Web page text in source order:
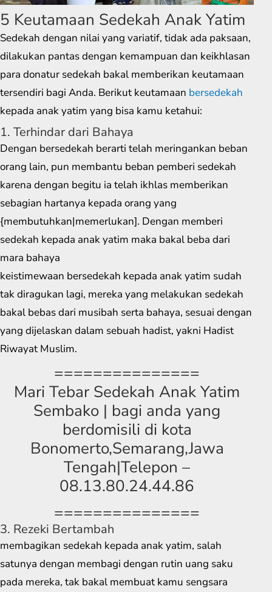
5 Keutamaan Sedekah Anak Yatim
Sedekah dengan nilai yang variatif, tidak ada paksaan,
dilakukan pantas dengan kemampuan dan keikhlasan
para donatur sedekah bakal memberikan keutamaan
tersendiri bagi Anda. Berikut keutamaan bersedekah
kepada anak yatim yang bisa kamu ketahui:
1. Terhindar dari Bahaya
Dengan bersedekah berarti telah meringankan beban
orang lain, pun membantu beban pemberi sedekah
karena dengan begitu ia telah ikhlas memberikan
sebagian hartanya kepada orang yang
{membutuhkan|memerlukan]. Dengan memberi
sedekah kepada anak yatim maka bakal beba dari
mara bahaya
keistimewaan bersedekah kepada anak yatim sudah
tak diragukan lagi, mereka yang melakukan sedekah
bakal bebas dari musibah serta bahaya, sesuai dengan
yang dijelaskan dalam sebuah hadist, yakni Hadist
Riwayat Muslim.
===============
Mari Tebar Sedekah Anak Yatim
Sembako | bagi anda yang
berdomisili di kota
Bonomerto,Semarang,Jawa
Tengah|Telepon –
08.13.80.24.44.86
===============
3. Rezeki Bertambah
membagikan sedekah kepada anak yatim, salah
satunya dengan membagi dengan rutin uang saku
pada mereka, tak bakal membuat kamu sengsara